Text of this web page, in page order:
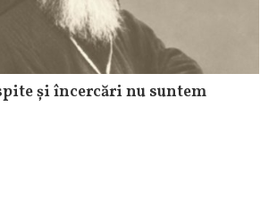
și încercări nu suntem